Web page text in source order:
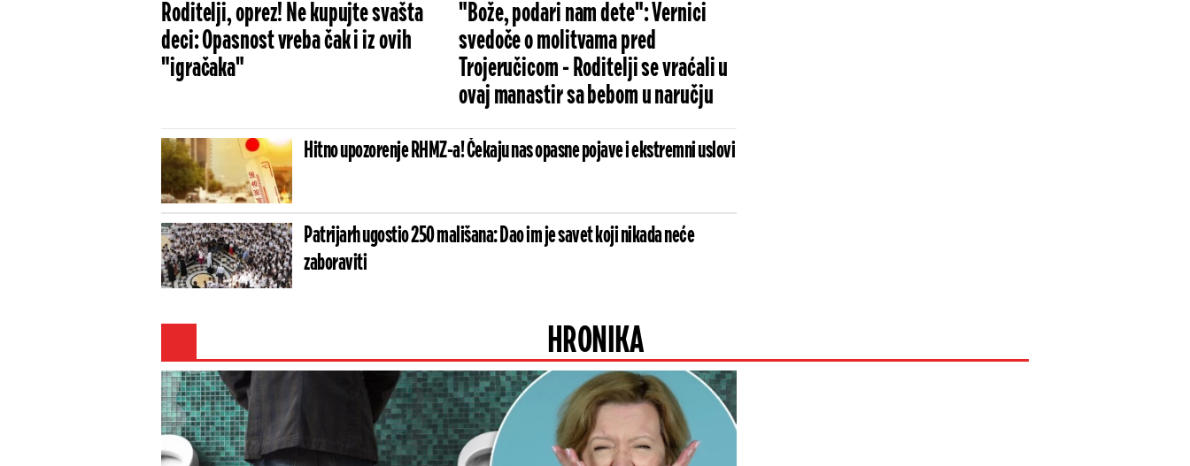
Roditelji, oprez! Ne kupujte svašta
deci: Opasnost vreba čak i iz ovih
"igračaka"
"Bože, podari nam dete": Vernici
svedoče o molitvama pred
Trojeručicom - Roditelji se vraćali u
ovaj manastir sa bebom u naručju
Hitno upozorenje RHMZ-a! Čekaju nas opasne pojave i ekstremni uslovi
Patrijarh ugostio 250 mališana: Dao im je savet koji nikada neće
zaboraviti
HRONIKA